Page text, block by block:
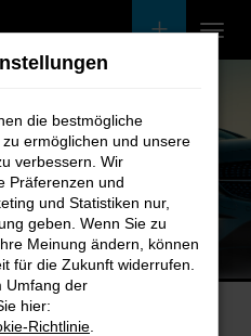
Nächsten
die bestmögliche
ermöglichen und unsere
verbessern. Wir
Präferenzen und
und Statistiken nur,
geben. Wenn Sie zu
Meinung ändern, können
für die Zukunft widerrufen.
Umfang der
hier:
Richtlinie